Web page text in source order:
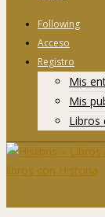
Following
Acceso
Registro
Mis
Mis
Libros